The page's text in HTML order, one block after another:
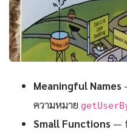
Meaningful Names
ความหมาย
Small Functions —